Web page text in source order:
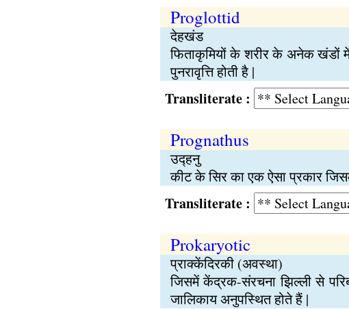
Proglottid
देहखंड
फिताकृमियों के शरीर के अनेक
पुनरावृत्ति होती है |
Transliterate :
Prognathus
उद्हनु
कीट के सिर का एक ऐसा प्रकार
Transliterate :
Prokaryotic
प्राक्केंदिरकी (अवस्था)
जिसमें केंद्रक-संरचना झिल्ली से
जालिकाय अनुपस्थित होते हैं |